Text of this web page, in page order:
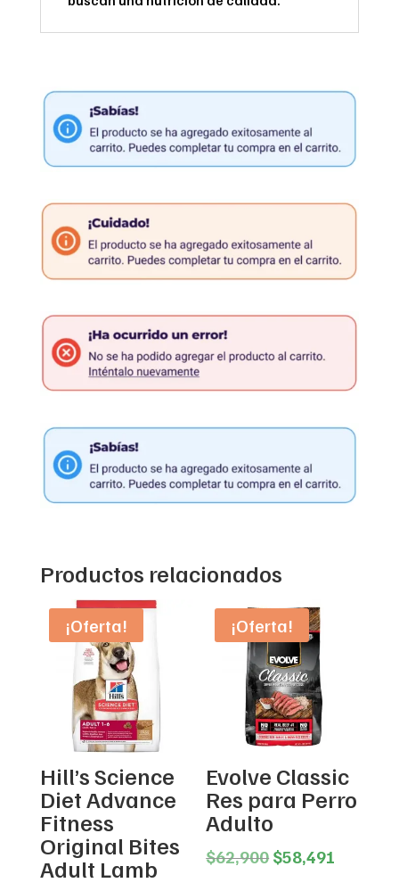
Productos relacionados
¡Oferta!
Hill’s Science
Diet Advance
Fitness
Original Bites
Adult Lamb
¡Oferta!
Evolve Classic
Res para Perro
Adulto
$62,900 Original
$58,491